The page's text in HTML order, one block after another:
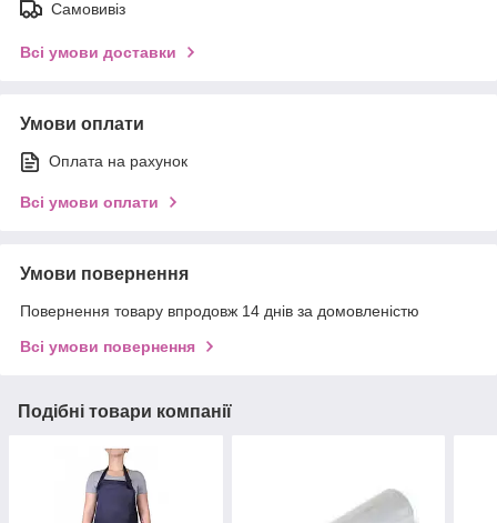
Самовивіз
Всі умови доставки
Умови оплати
Оплата на рахунок
Всі умови оплати
Умови повернення
Повернення товару впродовж 14 днів за домовленістю
Всі умови повернення
Подібні товари компанії